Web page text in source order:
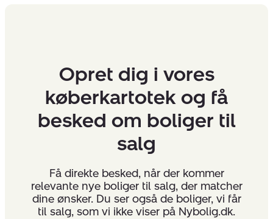
Opret dig i vores
køberkartotek og få
besked om boliger til
salg
Få direkte besked, når der kommer
relevante nye boliger til salg, der matcher
dine ønsker. Du ser også de boliger, vi får
til salg, som vi ikke viser på Nybolig.dk.